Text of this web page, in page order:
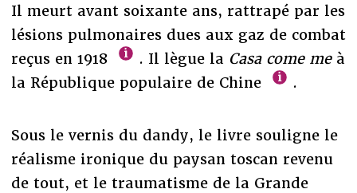
Il meurt avant soixante ans, rattrapé par les
lésions pulmonaires dues aux gaz de combat
reçus en 1918
. Il lègue la Casa come meà
la République populaire de Chine
.
Sous le vernis du dandy, le livre souligne le
réalisme ironique du paysan toscan revenu
de tout, et le traumatisme de la Grande